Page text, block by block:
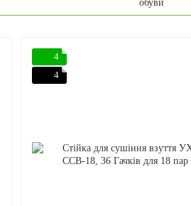
обуви
4
4